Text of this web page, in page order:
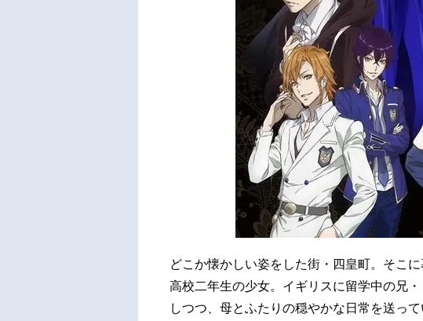
どこか懐かしい姿をした街・四皇町。そこ
高校二年生の少女。イギリスに留学中の兄
しつつ、母とふたりの穏やかな日常を送っ